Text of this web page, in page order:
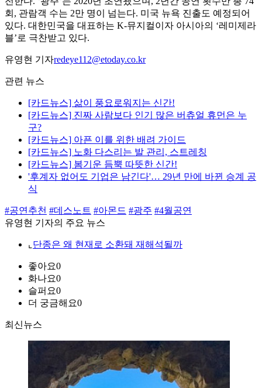
회, 관람객 수는 2만 명이 넘는다. 미국 뉴욕 진출도 예정되어
있다. 대한민국을 대표하는 K-뮤지컬이자 아시아의 ‘레미제라
블’로 극찬받고 있다.
유영현 기자redeye112@etoday.co.kr
관련 뉴스
[카드뉴스] 삶이 풍요로워지는 신간!
[카드뉴스] 진짜 사람보다 인기 많은 버츄얼 휴먼은 누
구?
[카드뉴스] 아픈 이를 위한 배려 가이드
[카드뉴스] 노화 다스리는 발 관리, 스트레칭
[카드뉴스] 봄기운 듬뿍 따뜻한 신간!
'후계자 없어도 기업은 남긴다'… 29년 만에 바뀐 승계 공
식
#공연추천 #데스노트 #아몬드 #광주 #4월공연
유영현 기자의 주요 뉴스
⌞ 단종은 왜 현재로 소환돼 재해석될까
좋아요0
화나요0
슬퍼요0
더 궁금해요0
최신뉴스